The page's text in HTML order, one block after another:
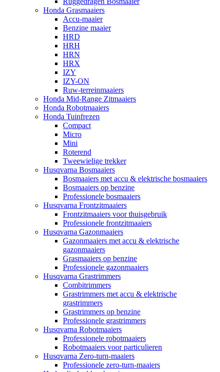
Honda Grasmaaiers
Accu-maaier
Benzine maaier
HRD
HRH
HRN
HRX
IZY
IZY-ON
Ruw-terreinmaaiers
Honda Mid-Range Zitmaaiers
Honda Robotmaaiers
Honda Tuinfrezen
Compact
Micro
Mini
Roterend
Tweewielige trekker
Husqvarna Bosmaaiers
Bosmaaiers met accu & elektrische bosmaaiers
Bosmaaiers op benzine
Professionele bosmaaiers
Husqvarna Frontzitmaaiers
Frontzitmaaiers voor thuisgebruik
Professionele frontzitmaaiers
Husqvarna Gazonmaaiers
Gazonmaaiers met accu & elektrische
gazonmaaiers
Grasmaaiers op benzine
Professionele gazonmaaiers
Husqvarna Grastrimmers
Combitrimmers
Grastrimmers met accu & elektrische
grastrimmers
Grastrimmers op benzine
Professionele grastrimmers
Husqvarna Robotmaaiers
Professionele robotmaaiers
Robotmaaiers voor particulieren
Husqvarna Zero-turn-maaiers
Professionele zero-turn-maaiers